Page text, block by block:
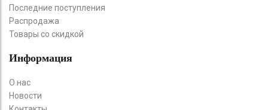
Последние поступления
Распродажа
Товары со скидкой
Информация
О нас
Новости